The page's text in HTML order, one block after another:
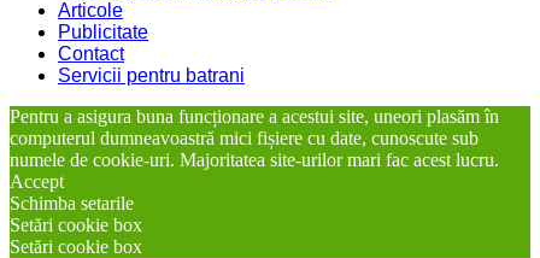
Articole
Publicitate
Contact
Servicii pentru batrani
Pentru a asigura buna funcționare a acestui site, uneori plasăm în
computerul dumneavoastră mici fișiere cu date, cunoscute sub
numele de cookie-uri. Majoritatea site-urilor mari fac acest lucru.
Accept
Schimba setarile
Setări cookie box
Setări cookie box